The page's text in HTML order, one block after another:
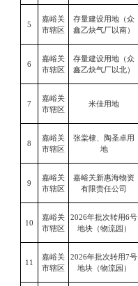
5
嘉峪关
市辖区
存量建设用地（众
鑫乙炔气厂以南）
6
嘉峪关
市辖区
存量建设用地（众
鑫乙炔气厂以北）
7
嘉峪关
市辖区
米佳用地
8
嘉峪关
市辖区
张棠棣、陶圣卓用
地
9
嘉峪关
市辖区
嘉峪关新惠海物资
有限责任公司
10
嘉峪关
市辖区
2026年批次转用6号
地块（物流园）
11
嘉峪关
市辖区
2026年批次转用7号
地块（物流园）